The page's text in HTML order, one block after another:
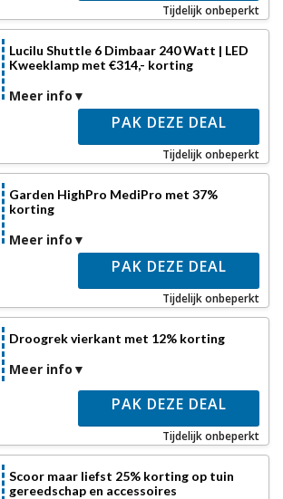
Tijdelijk onbeperkt
Lucilu Shuttle 6 Dimbaar 240 Watt | LED
Kweeklamp met €314,- korting
Meer info
PAK DEZE DEAL
Tijdelijk onbeperkt
Garden HighPro MediPro met 37%
korting
Meer info
PAK DEZE DEAL
Tijdelijk onbeperkt
Droogrek vierkant met 12% korting
Meer info
PAK DEZE DEAL
Tijdelijk onbeperkt
Scoor maar liefst 25% korting op tuin
gereedschap en accessoires